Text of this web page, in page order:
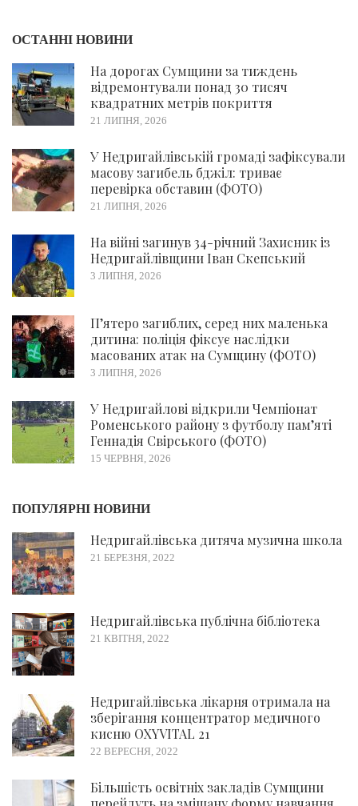
ОСТАННІ НОВИНИ
На дорогах Сумщини за тиждень
відремонтували понад 30 тисяч
квадратних метрів покриття
21 ЛИПНЯ, 2026
У Недригайлівській громаді зафіксували
масову загибель бджіл: триває
перевірка обставин (ФОТО)
21 ЛИПНЯ, 2026
На війні загинув 34-річний Захисник із
Недригайлівщини Іван Скепський
3 ЛИПНЯ, 2026
П’ятеро загиблих, серед них маленька
дитина: поліція фіксує наслідки
масованих атак на Сумщину (ФОТО)
3 ЛИПНЯ, 2026
У Недригайлові відкрили Чемпіонат
Роменського району з футболу пам’яті
Геннадія Свірського (ФОТО)
15 ЧЕРВНЯ, 2026
ПОПУЛЯРНІ НОВИНИ
Недригайлівська дитяча музична школа
21 БЕРЕЗНЯ, 2022
Недригайлівська публічна бібліотека
21 КВІТНЯ, 2022
Недригайлівська лікарня отримала на
зберігання концентратор медичного
кисню OXYVITAL 21
22 ВЕРЕСНЯ, 2022
Більшість освітніх закладів Сумщини